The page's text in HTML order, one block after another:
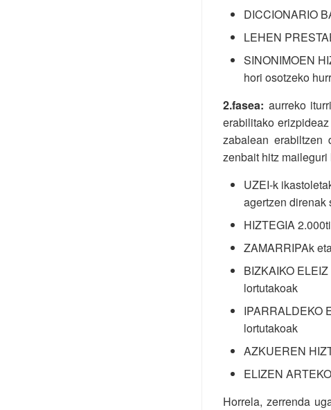
DICCIONARIO
LEHEN
SINONIMOEN
hori osotzeko
2.fasea: aurreko
erabilitako
zabalean erabiltzen
zenbait hitz
UZEI-k
agertzen direnak
HIZTEGIA
ZAMARRIPAk
BIZKAIKO
lortutakoak
IPARRALDEKO
lortutakoak
AZKUEREN
ELIZEN
Horrela, zerrenda